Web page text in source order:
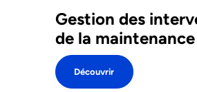
Gestion des
de la maintenance
Découvrir